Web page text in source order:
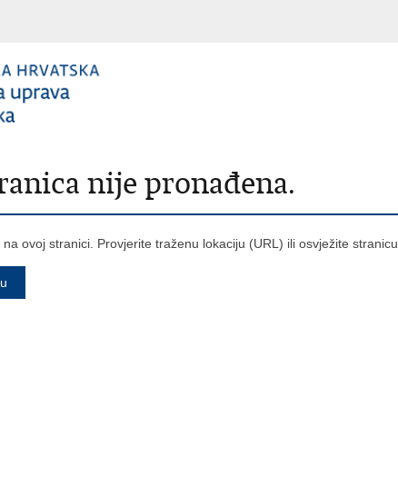
nije pronađena.
ovoj stranici. Provjerite traženu lokaciju (URL) ili osvježite stranicu.